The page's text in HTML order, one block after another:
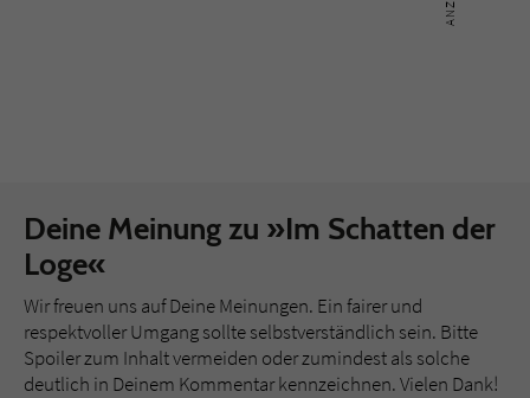
Deine Meinung zu »Im Schatten der
Loge«
Wir freuen uns auf Deine Meinungen. Ein fairer und
respektvoller Umgang sollte selbstverständlich sein. Bitte
Spoiler zum Inhalt vermeiden oder zumindest als solche
deutlich in Deinem Kommentar kennzeichnen. Vielen Dank!